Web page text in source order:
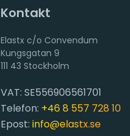
Kontakt
Elastx c/o Convendum
111 43 Stockholm
VAT: SE556906561701
Telefon: +46 8 557 728 10
Epost: info@elastx.se